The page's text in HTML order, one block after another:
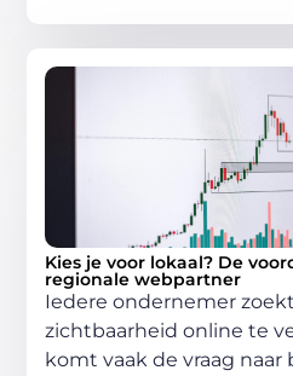
Kies je voor lokaal? De
regionale webpartner
Iedere ondernemer
zichtbaarheid online te
komt vaak de vraag naar